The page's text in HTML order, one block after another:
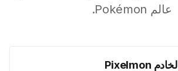
عالم Pokémon.